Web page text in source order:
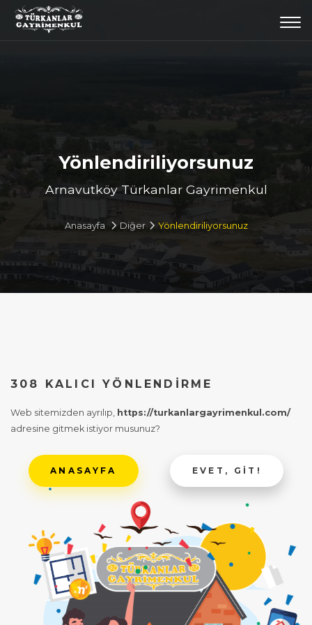
Yönlendiriliyorsunuz
Arnavutköy Türkanlar Gayrimenkul
Anasayfa Diğer Yönlendiriliyorsunuz
308 KALICI YÖNLENDIRME
Web sitemizden ayrılıp, https://turkanlargayrimenkul.com/
adresine gitmek istiyor musunuz?
ANASAYFA EVET, GIT!